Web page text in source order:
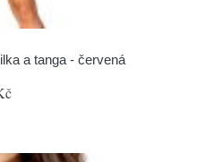
a tanga - červená